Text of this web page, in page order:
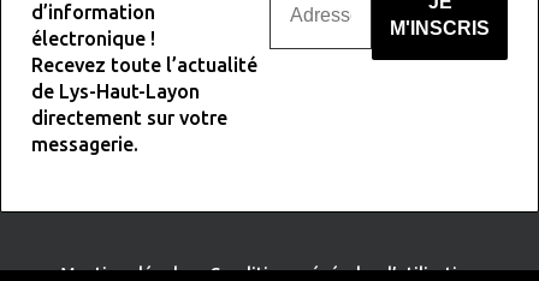
d’information
électronique !
Recevez toute l’actualité
de Lys-Haut-Layon
directement sur votre
messagerie.
Mentions légales-Conditions générales d’utilisation